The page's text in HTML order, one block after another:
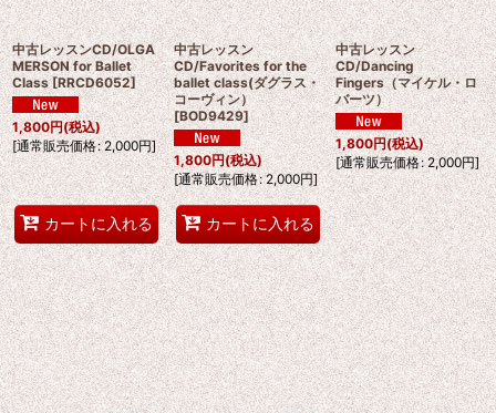
中古レッスンCD/OLGA
MERSON for Ballet
Class [RRCD6052]
1,800円(税込)
[通常販売価格: 2,000円]
カートに入れる
中古レッスン
CD/Favorites for the
ballet class(ダグラス・
コーヴィン）
[BOD9429]
1,800円(税込)
[通常販売価格: 2,000円]
カートに入れる
中古レッスン
CD/Dancing
Fingers（マイケル・ロ
バーツ）
1,800円(税込)
[通常販売価格: 2,000円]